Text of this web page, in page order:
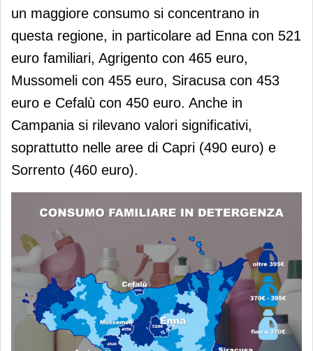
un maggiore consumo si concentrano in
questa regione, in particolare ad Enna con 521
euro familiari, Agrigento con 465 euro,
Mussomeli con 455 euro, Siracusa con 453
euro e Cefalù con 450 euro. Anche in
Campania si rilevano valori significativi,
soprattutto nelle aree di Capri (490 euro) e
Sorrento (460 euro).